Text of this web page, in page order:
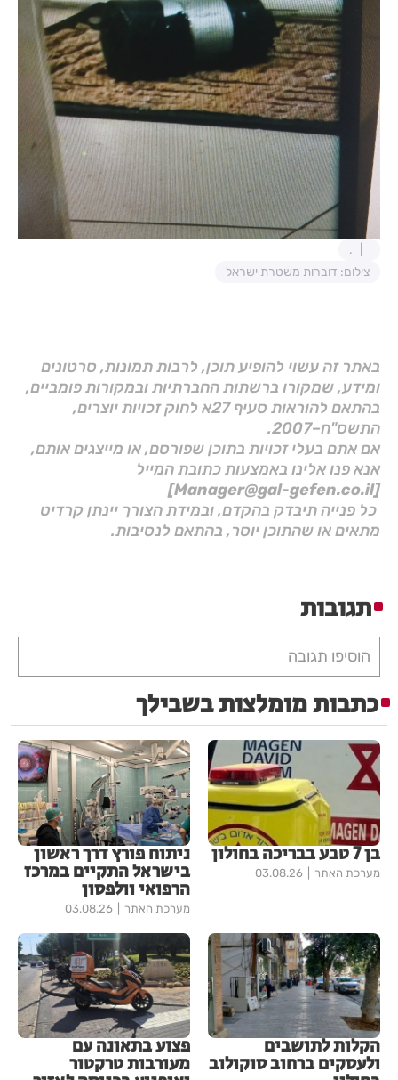
.
צילום: דוברות משטרת ישראל
באתר זה עשוי להופיע תוכן, לרבות תמונות, סרטונים
ומידע, שמקורו ברשתות החברתיות ובמקורות פומביים,
בהתאם להוראות סעיף 27א לחוק זכויות יוצרים,
התשס"ח–2007.
אם אתם בעלי זכויות בתוכן שפורסם, או מייצגים אותם,
אנא פנו אלינו באמצעות כתובת המייל
[Manager@gal-gefen.co.il]
כל פנייה תיבדק בהקדם, ובמידת הצורך יינתן קרדיט
מתאים או שהתוכן יוסר, בהתאם לנסיבות.
תגובות
הוסיפו תגובה
כתבות מומלצות בשבילך
בן 7 טבע בבריכה בחולון
מערכת האתר 03.08.26
ניתוח פורץ דרך ראשון
בישראל התקיים במרכז
הרפואי וולפסון
מערכת האתר 03.08.26
הקלות לתושבים
ולעסקים ברחוב סוקולוב
פצוע בתאונה עם
מעורבות טרקטור